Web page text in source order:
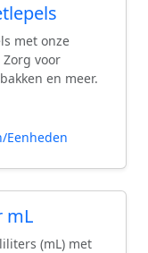
met onze
voor
en meer.
Eenheden
mL
(mL) met